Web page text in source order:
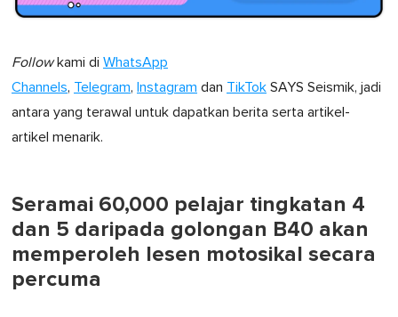
Followkami di WhatsApp
Channels, Telegram, Instagram dan TikTok SAYS Seismik, jadi
antara yang terawal untuk dapatkan berita serta artikel-
artikel menarik.
Seramai 60,000 pelajar tingkatan 4
dan 5 daripada golongan B40 akan
memperoleh lesen motosikal secara
percuma